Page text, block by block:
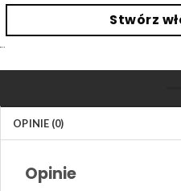
Stwórz
OPINIE (0)
Opinie